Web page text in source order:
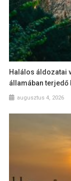
Halálos áldozatai
államában terjedő
augusztus 4, 2026